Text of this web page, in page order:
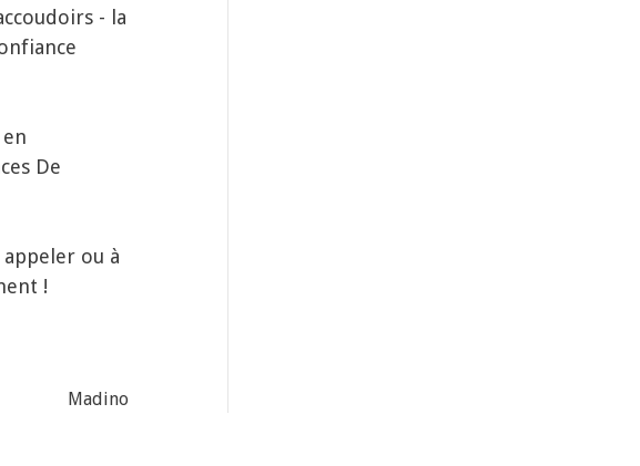
- la
De
ou à
!
Madino